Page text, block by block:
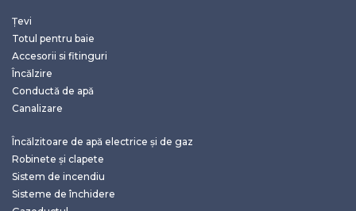
Țevi
Totul pentru baie
Accesorii si fitinguri
Încălzire
Conductă de apă
Canalizare
Încălzitoare de apă electrice și de gaz
Robinete și clapete
Sistem de incendiu
Sisteme de închidere